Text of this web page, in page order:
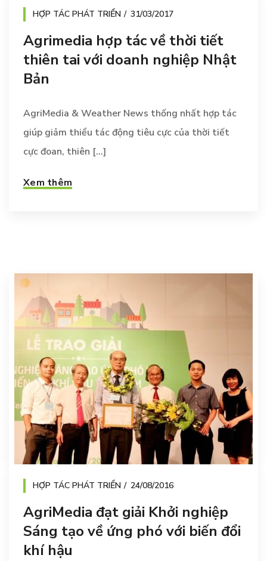
HỢP TÁC PHÁT TRIỂN 31/03/2017
Agrimedia hợp tác về thời tiết
thiên tai với doanh nghiệp Nhật
Bản
AgriMedia & Weather News thống nhất hợp tác
giúp giảm thiểu tác động tiêu cực của thời tiết
cực đoan, thiên [...]
Xem thêm
HỢP TÁC PHÁT TRIỂN 24/08/2016
AgriMedia đạt giải Khởi nghiệp
Sáng tạo về ứng phó với biến đổi
khí hậu